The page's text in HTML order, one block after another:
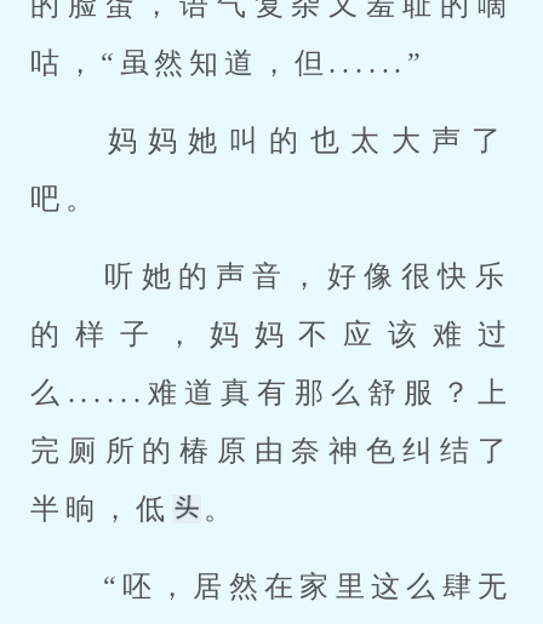
咕，“虽然知道，但......”
吧。
的样子，妈妈不应该难过
么......难道真有那么舒服？上
完厕所的椿原由奈神色纠结了
半晌，低
。